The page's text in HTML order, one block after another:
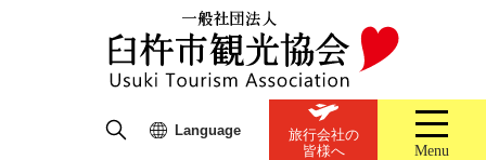
Language
旅行会社の
皆様へ
Menu